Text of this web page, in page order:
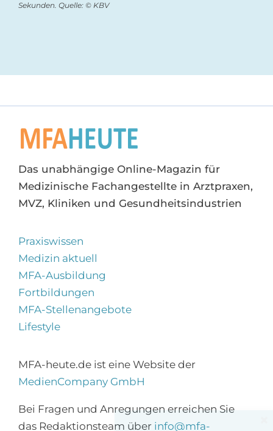
Sekunden. Quelle: © KBV
Das unabhängige Online-Magazin für
Medizinische Fachangestellte in Arztpraxen,
MVZ, Kliniken und Gesundheitsindustrien
Praxiswissen
Medizin aktuell
MFA-Ausbildung
Fortbildungen
MFA-Stellenangebote
Lifestyle
MFA-heute.de ist eine Website der
MedienCompany GmbH
Bei Fragen und Anregungen erreichen Sie
das Redaktionsteam über info@mfa-